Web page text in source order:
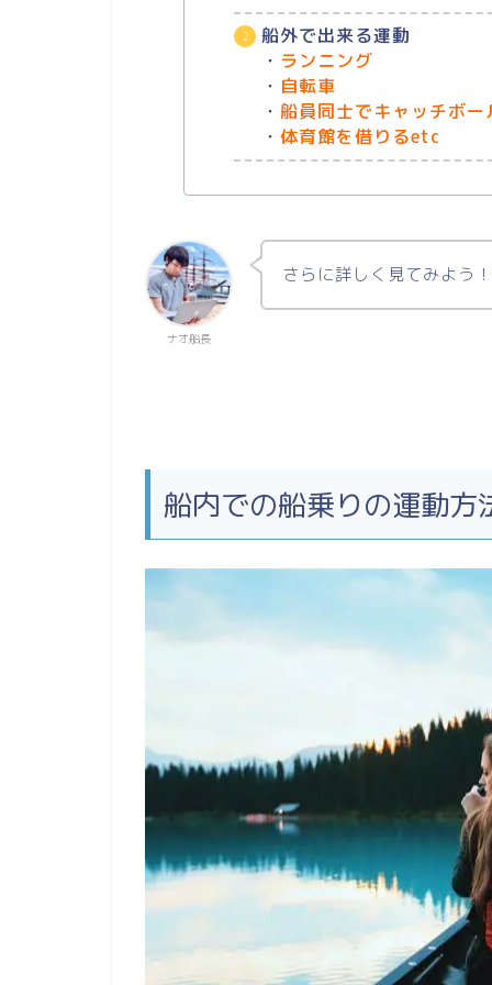
船外で出来る運動
・ ランニング
・ 自転車
・ 船員同士でキャッチボー
・ 体育館を借りるetc
ナオ船長
さらに詳しく見てみよう
船内での船乗りの運動方